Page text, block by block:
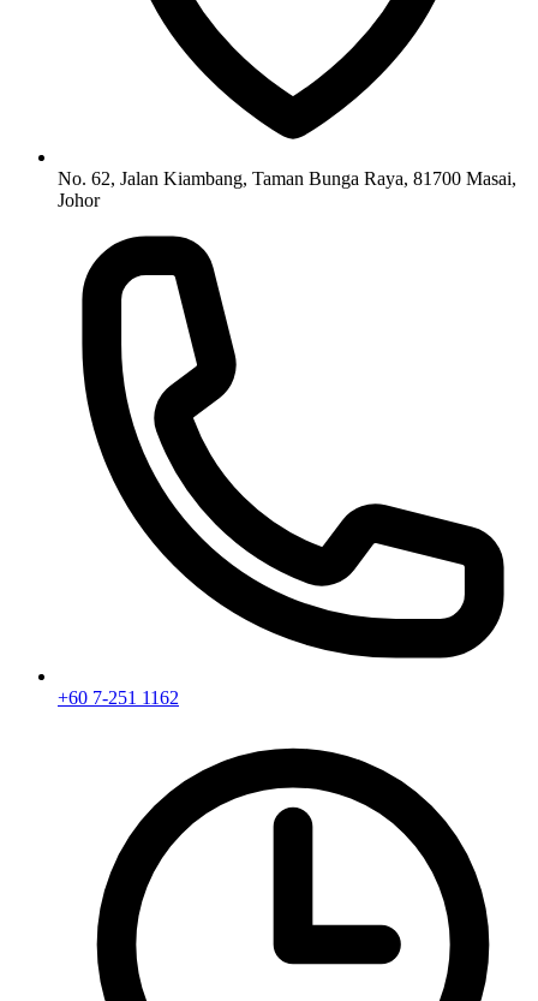
No. 62, Jalan Kiambang, Taman Bunga Raya, 81700 Masai,
Johor
+60 7-251 1162